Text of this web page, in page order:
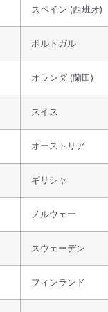
スペイン (西班牙)
ポルトガル
オランダ (蘭田)
スイス
オーストリア
ギリシャ
ノルウェー
スウェーデン
フィンランド